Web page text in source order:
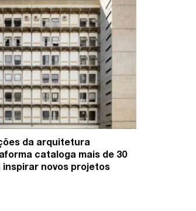
da arquitetura
cataloga mais de 30
inspirar novos projetos